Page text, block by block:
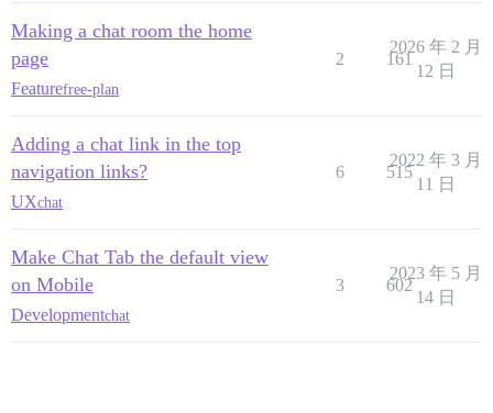
Making a chat room the home
page
Featurefree-plan
2 161
2026 年 2 月
12 日
Adding a chat link in the top
navigation links?
UXchat
6 515
2022 年 3 月
11 日
Make Chat Tab the default view
on Mobile
Developmentchat
3 602
2023 年 5 月
14 日